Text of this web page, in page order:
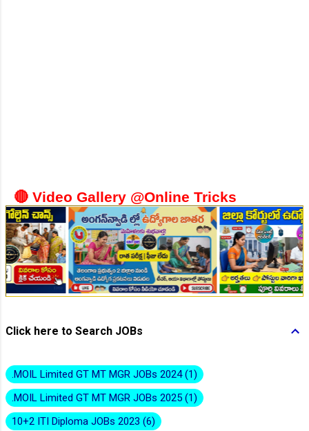
👆Online Applications Ends on 10-August-2026
🔴 Video Gallery @Online Tricks
Click here to Search JOBs
.MOIL Limited GT MT MGR JOBs 2024 1
.MOIL Limited GT MT MGR JOBs 2025 1
10+2 ITI Diploma JOBs 2023 6